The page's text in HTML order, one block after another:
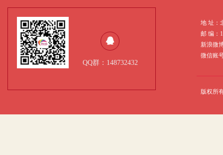
QQ群：148732432
地 址：
邮 编
新浪微
微信账
版权所